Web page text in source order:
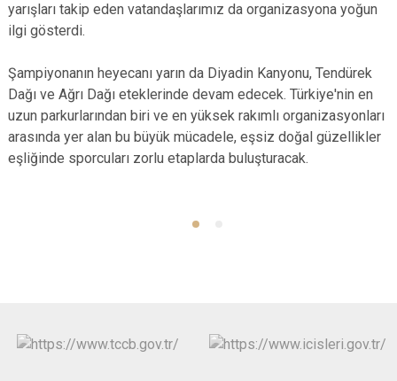
yarışları takip eden vatandaşlarımız da organizasyona yoğun
ilgi gösterdi.
Şampiyonanın heyecanı yarın da Diyadin Kanyonu, Tendürek
Dağı ve Ağrı Dağı eteklerinde devam edecek. Türkiye'nin en
uzun parkurlarından biri ve en yüksek rakımlı organizasyonları
arasında yer alan bu büyük mücadele, eşsiz doğal güzellikler
eşliğinde sporcuları zorlu etaplarda buluşturacak.